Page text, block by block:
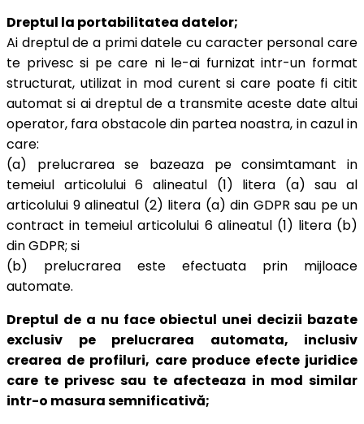
Dreptul la portabilitatea datelor;
Ai dreptul de a primi datele cu caracter personal care
te privesc si pe care ni le-ai furnizat intr-un format
structurat, utilizat in mod curent si care poate fi citit
automat si ai dreptul de a transmite aceste date altui
operator, fara obstacole din partea noastra, in cazul in
care:
(a) prelucrarea se bazeaza pe consimtamant in
temeiul articolului 6 alineatul (1) litera (a) sau al
articolului 9 alineatul (2) litera (a) din GDPR sau pe un
contract in temeiul articolului 6 alineatul (1) litera (b)
din GDPR; si
(b) prelucrarea este efectuata prin mijloace
automate.
Dreptul de a nu face obiectul unei decizii bazate
exclusiv pe prelucrarea automata, inclusiv
crearea de profiluri, care produce efecte juridice
care te privesc sau te afecteaza in mod similar
intr-o masura semnificativă;